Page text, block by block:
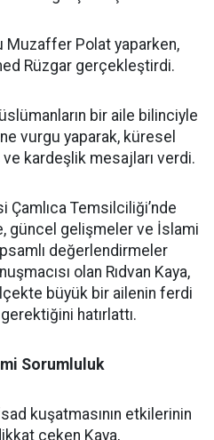
Muzaffer Polat yaparken,
Rüzgar gerçekleştirdi.
bir aile bilinciyle
vurgu yaparak, küresel
kardeşlik mesajları verdi.
Çamlıca Temsilciliği’nde
güncel gelişmeler ve İslami
değerlendirmeler
olan Rıdvan Kaya,
büyük bir ailenin ferdi
hatırlattı.
Sorumluluk
kuşatmasının etkilerinin
çeken Kaya,